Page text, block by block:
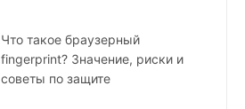
Что такое браузерный
fingerprint? Значение, риски и
советы по защите